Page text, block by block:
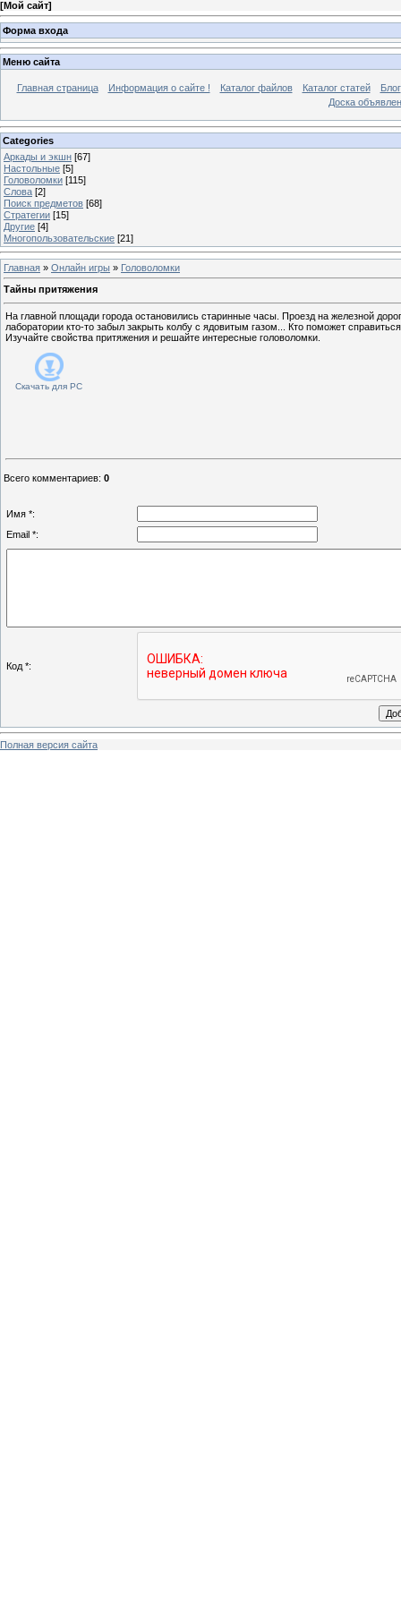
[Мой сайт]
Форма входа
Меню сайта
Главная страница Информация о сайте ! Каталог файлов Каталог статей
Блог
Доска
Categories
Аркады и экшн [67]
Настольные [5]
Головоломки [115]
Слова [2]
Поиск предметов [68]
Стратегии [15]
Другие [4]
Многопользовательские [21]
Главная » Онлайн игры » Головоломки
Тайны притяжения
На главной площади города остановились старинные часы. Проезд на железной
лаборатории кто-то забыл закрыть колбу с ядовитым газом... Кто поможет
Изучайте свойства притяжения и решайте интересные головоломки.
Скачать для PC
Всего комментариев: 0
Имя *:
Email *:
Код *:
Полная версия сайта